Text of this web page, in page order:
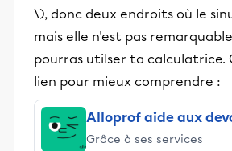
\), donc deux endroits où le
mais elle n'est pas
pourras utilser ta calculatrice.
lien pour mieux comprendre :
Alloprof aide aux
Grâce à ses services